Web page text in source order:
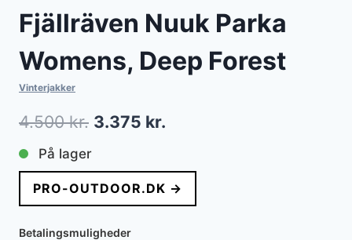
Fjällräven Nuuk Parka
Womens, Deep Forest
Vinterjakker
4.500kr. Den
pris
var:
4.500 kr..
3.375 kr.
pris
er:
På lager
PRO-OUTDOOR.DK →
Betalingsmuligheder